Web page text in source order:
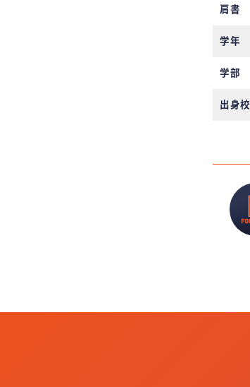
肩書
学年
学部
出身校